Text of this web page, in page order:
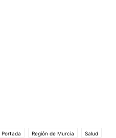
Portada Región de Murcia Salud